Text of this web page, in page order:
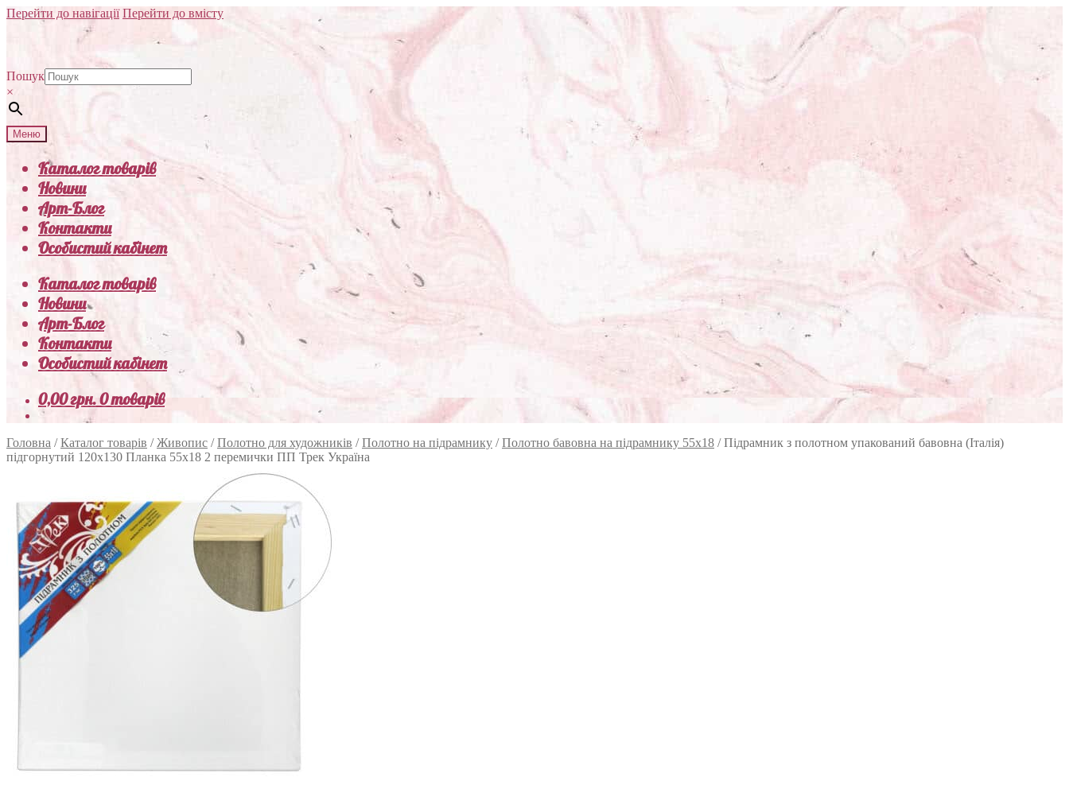
Перейти до навігації Перейти до вмісту
Пошук
×
Меню
Каталог товарів
Новини
Арт-Блог
Контакти
Особистий кабінет
Каталог товарів
Новини
Арт-Блог
Контакти
Особистий кабінет
0,00грн.0 товарів
Головна /Каталог товарів /Живопис /Полотно для художників /Полотно на підрамнику /Полотно бавовна на підрамнику 55х18 /Підрамник з полотном упакований бавовна (Італія)
підгорнутий 120х130 Планка 55х18 2 перемички ПП Трек Україна